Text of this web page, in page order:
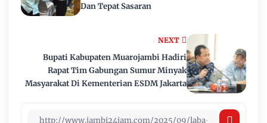
NEXT
Bupati Kabupaten Muarojambi Hadiri
Rapat Tim Gabungan Sumur Minyak
Masyarakat Di Kementerian ESDM Jakarta
Dan Tepat Sasaran